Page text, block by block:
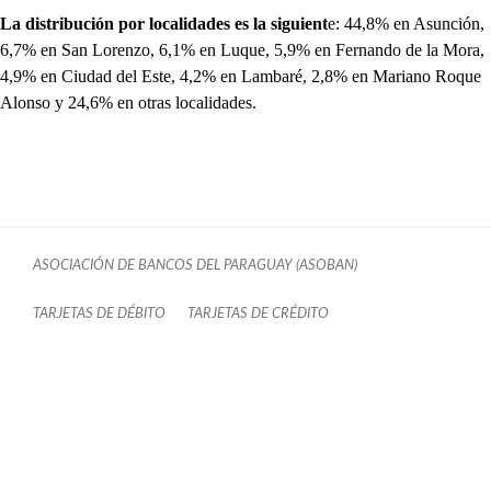
La distribución por localidades es la siguiente: 44,8% en Asunción,
6,7% en San Lorenzo, 6,1% en Luque, 5,9% en Fernando de la Mora,
4,9% en Ciudad del Este, 4,2% en Lambaré, 2,8% en Mariano Roque
Alonso y 24,6% en otras localidades.
ASOCIACIÓN DE BANCOS DEL PARAGUAY (ASOBAN)
TARJETAS DE DÉBITO TARJETAS DE CRÉDITO